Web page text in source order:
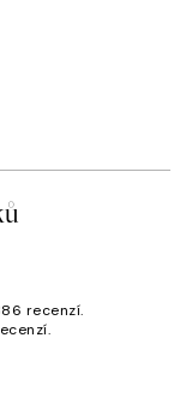
recenzí.